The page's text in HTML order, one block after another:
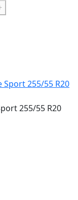
255/55 R20